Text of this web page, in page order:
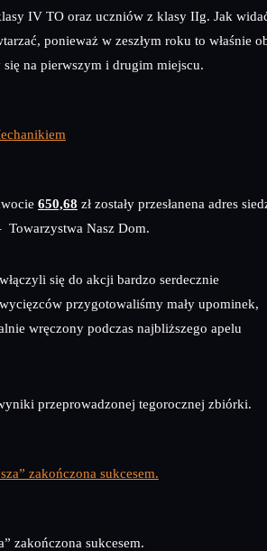
IV TO oraz uczniów z klasy IIg. Jak
ponieważ w zeszłym roku to właśnie
się na pierwszym i drugim miejscu.
650,68 zł zostały przesłanena adres
Towarzystwa Nasz Dom.
się do akcji bardzo serdecznie
przygotowaliśmy mały upominek,
wręczony podczas najbliższego apelu
przeprowadzonej tegorocznej zbiórki.
zakończona sukcesem.